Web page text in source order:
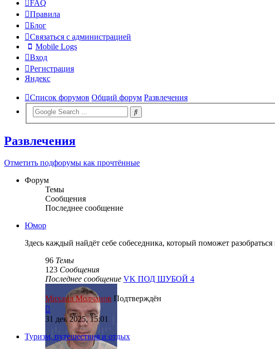
FAQ
Правила
Блог
Связаться с администрацией
Mobile Logs
Вход
Регистрация
Яндекс
Список форумов Общий форум Развлечения
Развлечения
Отметить подфорумы как прочтённые
Форум
Темы
Сообщения
Последнее сообщение
Юмор
Здесь каждый найдёт себе собеседника, который поможет
96 Темы
123 Сообщения
Последнее сообщение VK ПОД ШУБОЙ 4
Михаил Молчанов Подтверждён
Перейти
к
последнему
сообщению
31 дек 2025, 15:01
Туризм, путешествия и отдых